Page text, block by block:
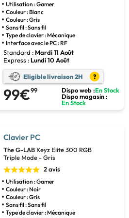
Utilisation : Gamer
Couleur : Blanc
Couleur : Gris
Sans fil : Sans fil
Type de clavier : Mécanique
Interface avec le PC : RF
Standard : Mardi 11 Août
Express : Lundi 10 Août
Eligible livraison 2H ?
99€99 Dispo web :En Stock
Dispo magasin :
En Stock
Clavier PC
The G-LAB Keyz Elite 300 RGB
Triple Mode - Gris
2 avis
Utilisation : Gamer
Couleur : Noir
Couleur : Gris
Sans fil : Sans fil
Type de clavier : Mécanique